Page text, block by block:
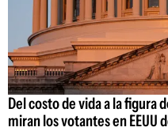
Del costo de vida a la figura
miran los votantes en EEUU